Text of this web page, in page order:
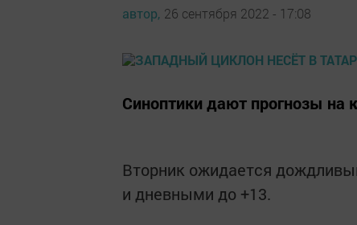
автор, 26 сентября 2022 - 17:08
Синоптики дают прогнозы
Вторник ожидается
и дневными до +13.